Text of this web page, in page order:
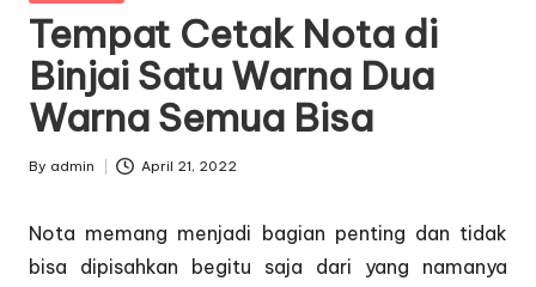
Tempat Cetak Nota di
Binjai Satu Warna Dua
Warna Semua Bisa
Posted
By admin April 21, 2022
Nota memang menjadi bagian penting dan tidak
bisa dipisahkan begitu saja dari yang namanya